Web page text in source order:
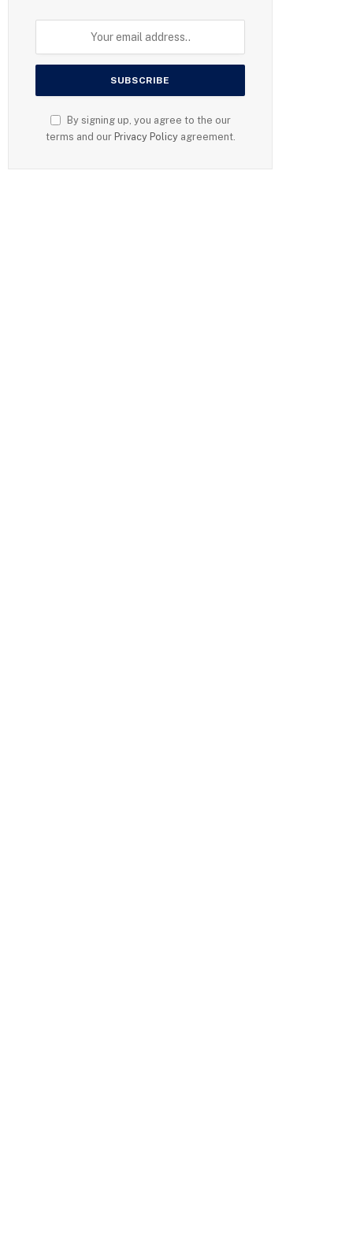
By signing up, you agree to the our
terms and our Privacy Policyagreement.